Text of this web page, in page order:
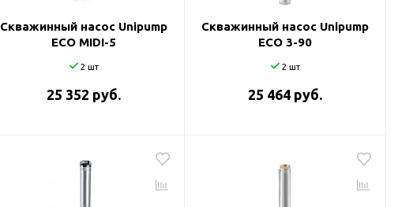
Скважинный насос Unipump
ECO MIDI-5
2 шт
25 352 руб.
Скважинный насос Unipump
ECO 3-90
2 шт
25 464 руб.